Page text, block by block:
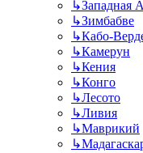
↳Западная
↳Зимбабве
↳Кабо-
↳Камерун
↳Кения
↳Конго
↳Лесото
↳Ливия
↳Маврикий
↳